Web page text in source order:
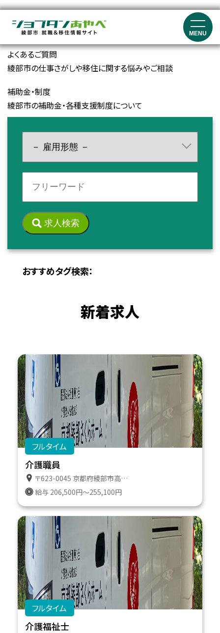
MENU
就職マッチングイベント、就職フェア、セミナーの開催情報
よくあるご質問
綾部市の仕事さがしや移住に関する悩みやご相談
補助金・制度
綾部市の補助金・各種支援制度について
求人検索
おすすめタグ検索：
新着求人
フルタイム
介護職員
〒623-0045 京都府綾部市高津町遠所１番地６１１
給与 206,500円～255,100円
フルタイム
介護福祉士